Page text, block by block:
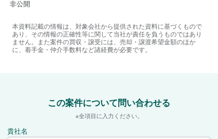
非公開
本資料記載の情報は、対象会社から提供された資料に基づくもので
あり、その情報の正確性等に関して当社が責任を負うものではあり
ません。また案件の買収・譲受には、売却・譲渡希望金額のほか
に、着手金・仲介手数料など諸経費が必要です。